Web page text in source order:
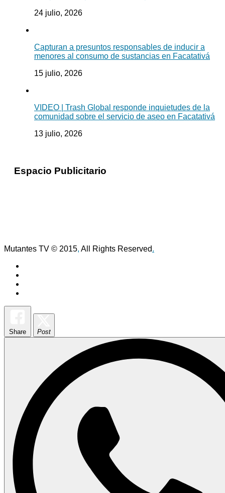
24 julio, 2026
Capturan a presuntos responsables de inducir a
menores al consumo de sustancias en Facatativá
15 julio, 2026
VIDEO | Trash Global responde inquietudes de la
comunidad sobre el servicio de aseo en Facatativá
13 julio, 2026
Espacio Publicitario
Mutantes TV © 2015, All Rights Reserved.
Share Post